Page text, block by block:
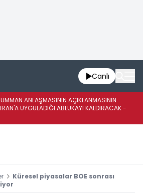
Canlı
ANLAŞMASININ AÇIKLANMASININ
UYGULADIĞI ABLUKAYI KALDIRACAK -
Küresel piyasalar BOE sonrası